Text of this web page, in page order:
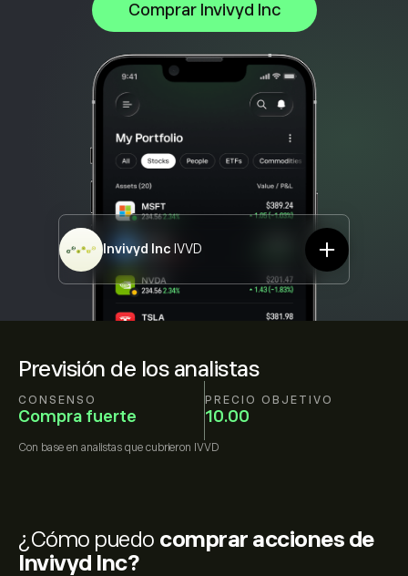
Previsión de los analistas
CONSENSO
Compra fuerte
PRECIO OBJETIVO
10.00
Con base en analistas que cubrieron IVVD
Comprar Invivyd Inc
Invivyd Inc IVVD
¿Cómo puedo comprar acciones de
Invivyd Inc?